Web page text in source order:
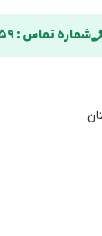
شماره تماس : ۷۱۰۵۹-۰۲۱